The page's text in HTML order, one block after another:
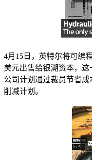
4月15日，英特尔将可编
美元出售给银湖资本，这
公司计划通过裁员节省
削减计划。